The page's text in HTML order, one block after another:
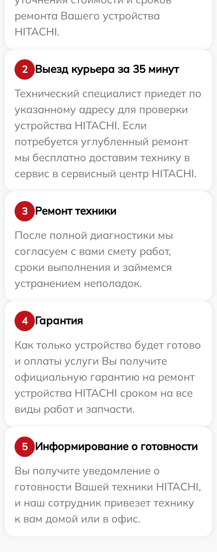
ремонта Вашего устройства
HITACHI.
2
Выезд курьера за 35 минут
Технический специалист приедет по
указанному адресу для проверки
устройства HITACHI. Если
потребуется углубленный ремонт
мы бесплатно доставим технику в
сервис в сервисный центр HITACHI.
3
Ремонт техники
После полной диагностики мы
согласуем с вами смету работ,
сроки выполнения и займемся
устранением неполадок.
4
Гарантия
Как только устройство будет готово
и оплаты услуги Вы получите
официальную гарантию на ремонт
устройства HITACHI сроком на все
виды работ и запчасти.
5
Информирование о готовности
Вы получите уведомление о
готовности Вашей техники HITACHI,
и наш сотрудник привезет технику
к вам домой или в офис.